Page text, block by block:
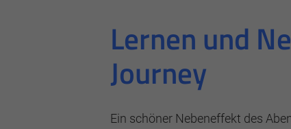
Lernen und
Journey
Ein schöner Nebeneffekt des